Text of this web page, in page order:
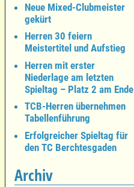
Neue Mixed-Clubmeister
gekürt
Herren 30 feiern
Meistertitel und Aufstieg
Herren mit erster
Niederlage am letzten
Spieltag – Platz 2 am Ende
TCB-Herren übernehmen
Tabellenführung
Erfolgreicher Spieltag für
den TC Berchtesgaden
Archiv